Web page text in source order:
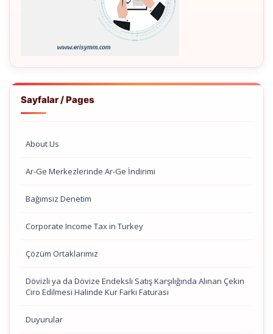
Sayfalar / Pages
About Us
Ar-Ge Merkezlerinde Ar-Ge İndirimi
Bağımsız Denetim
Corporate Income Tax in Turkey
Çözüm Ortaklarımız
Dövizli ya da Dövize Endeksli Satış Karşılığında Alınan Çekin
Ciro Edilmesi Halinde Kur Farkı Faturası
Duyurular